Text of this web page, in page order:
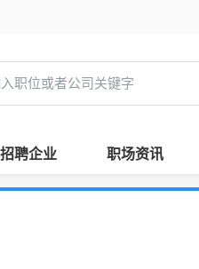
招聘企业 职场资讯